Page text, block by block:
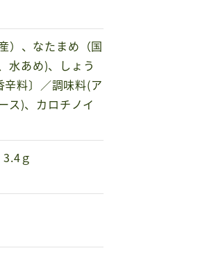
）、なたまめ（国
水あめ)、しょう
料〕／調味料(ア
ス)、カロチノイ
ｇ